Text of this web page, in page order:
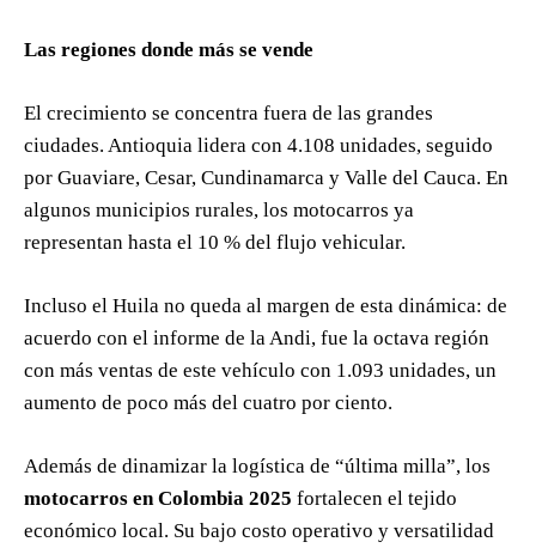
Las regiones donde más se vende
El crecimiento se concentra fuera de las grandes
ciudades. Antioquia lidera con 4.108 unidades, seguido
por Guaviare, Cesar, Cundinamarca y Valle del Cauca. En
algunos municipios rurales, los motocarros ya
representan hasta el 10 % del flujo vehicular.
Incluso el Huila no queda al margen de esta dinámica: de
acuerdo con el informe de la Andi, fue la octava región
con más ventas de este vehículo con 1.093 unidades, un
aumento de poco más del cuatro por ciento.
Además de dinamizar la logística de “última milla”, los
motocarros en Colombia 2025 fortalecen el tejido
económico local. Su bajo costo operativo y versatilidad